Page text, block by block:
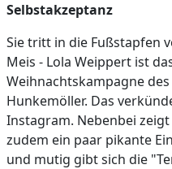
Selbstakzeptanz
Sie tritt in die Fußstapfen
Meis - Lola Weippert ist
Weihnachtskampagne des
Hunkemöller. Das
Instagram. Nebenbei
zudem ein paar pikante
und mutig gibt sich die